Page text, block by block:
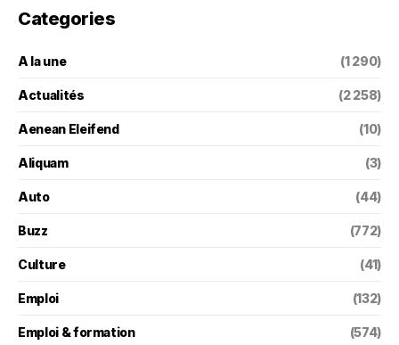
Categories
A la une (1 290)
Actualités (2 258)
Aenean Eleifend (10)
Aliquam (3)
Auto (44)
Buzz (772)
Culture (41)
Emploi (132)
Emploi & formation (574)